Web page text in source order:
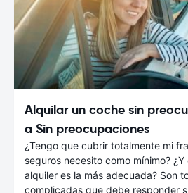
Alquilar un coche sin
a Sin preocupaciones
¿Tengo que cubrir totalmente mi
seguros necesito como mínimo?
alquiler es la más adecuada? Son
complicadas que debe responder